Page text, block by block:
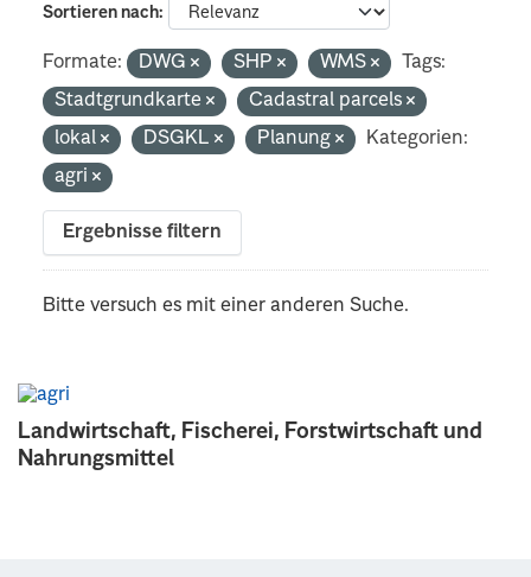
Landwirtschaft, Fischerei, Forstwirtschaft und
Nahrungsmittel
Sortieren nach
Formate: DWG SHP WMS
Tags:
Stadtgrundkarte
Cadastral parcels
lokal
DSGKL Planung
Kategorien:
agri
Ergebnisse filtern
Bitte versuch es mit einer anderen Suche.